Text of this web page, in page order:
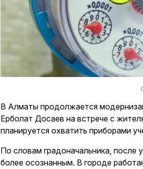
В Алматы продолжается
Ерболат Досаев на встрече с
планируется охватить приборами
По словам градоначальника, после
более осознанным. В городе